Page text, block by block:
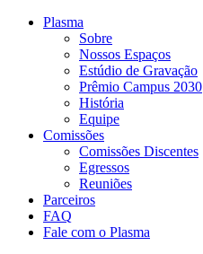
Conteúdo principal
Plasma
Sobre
Nossos Espaços
Estúdio de Gravação
Prêmio Campus 2030
História
Equipe
Comissões
Comissões Discentes
Egressos
Reuniões
Parceiros
FAQ
Fale com o Plasma